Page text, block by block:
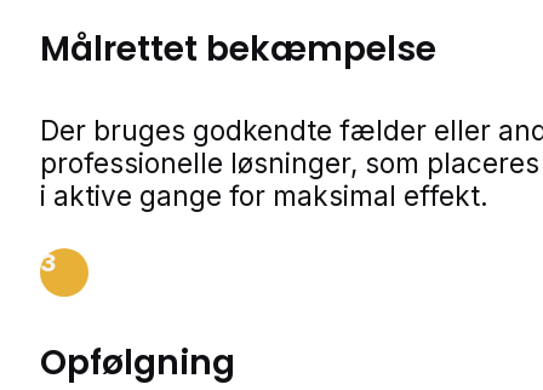
Målrettet bekæmpelse
Der bruges godkendte fælder eller
professionelle løsninger, som
i aktive gange for maksimal effekt.
3
Opfølgning